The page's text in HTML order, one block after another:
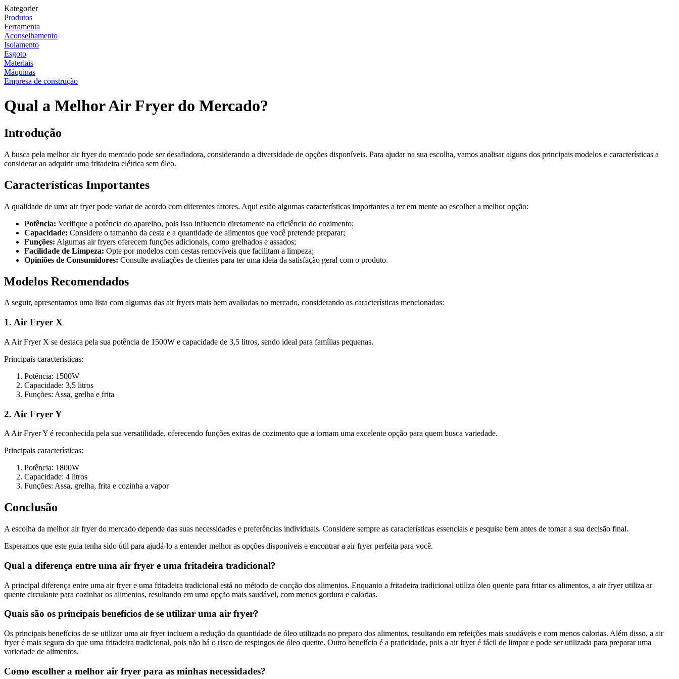
Kategorier
Produtos
Ferramenta
Aconselhamento
Isolamento
Esgoto
Materiais
Máquinas
Empresa de construção
Qual a Melhor Air Fryer do Mercado?
Introdução
A busca pela melhor air fryer do mercado pode ser desafiadora, considerando a diversidade de opções disponíveis. Para ajudar na sua escolha, vamos analisar alguns dos principais modelos e características a
considerar ao adquirir uma fritadeira elétrica sem óleo.
Características Importantes
A qualidade de uma air fryer pode variar de acordo com diferentes fatores. Aqui estão algumas características importantes a ter em mente ao escolher a melhor opção:
Potência: Verifique a potência do aparelho, pois isso influencia diretamente na eficiência do cozimento;
Capacidade: Considere o tamanho da cesta e a quantidade de alimentos que você pretende preparar;
Funções: Algumas air fryers oferecem funções adicionais, como grelhados e assados;
Facilidade de Limpeza: Opte por modelos com cestas removíveis que facilitam a limpeza;
Opiniões de Consumidores: Consulte avaliações de clientes para ter uma ideia da satisfação geral com o produto.
Modelos Recomendados
A seguir, apresentamos uma lista com algumas das air fryers mais bem avaliadas no mercado, considerando as características mencionadas:
1. Air Fryer X
A Air Fryer X se destaca pela sua potência de 1500W e capacidade de 3,5 litros, sendo ideal para famílias pequenas.
Principais características:
Potência: 1500W
Capacidade: 3,5 litros
Funções: Assa, grelha e frita
2. Air Fryer Y
A Air Fryer Y é reconhecida pela sua versatilidade, oferecendo funções extras de cozimento que a tornam uma excelente opção para quem busca variedade.
Principais características:
Potência: 1800W
Capacidade: 4 litros
Funções: Assa, grelha, frita e cozinha a vapor
Conclusão
A escolha da melhor air fryer do mercado depende das suas necessidades e preferências individuais. Considere sempre as características essenciais e pesquise bem antes de tomar a sua decisão final.
Esperamos que este guia tenha sido útil para ajudá-lo a entender melhor as opções disponíveis e encontrar a air fryer perfeita para você.
Qual a diferença entre uma air fryer e uma fritadeira tradicional?
A principal diferença entre uma air fryer e uma fritadeira tradicional está no método de cocção dos alimentos. Enquanto a fritadeira tradicional utiliza óleo quente para fritar os alimentos, a air fryer utiliza ar
quente circulante para cozinhar os alimentos, resultando em uma opção mais saudável, com menos gordura e calorias.
Quais são os principais benefícios de se utilizar uma air fryer?
Os principais benefícios de se utilizar uma air fryer incluem a redução da quantidade de óleo utilizada no preparo dos alimentos, resultando em refeições mais saudáveis e com menos calorias. Além disso, a air
fryer é mais segura do que uma fritadeira tradicional, pois não há o risco de respingos de óleo quente. Outro benefício é a praticidade, pois a air fryer é fácil de limpar e pode ser utilizada para preparar uma
variedade de alimentos.
Como escolher a melhor air fryer para as minhas necessidades?